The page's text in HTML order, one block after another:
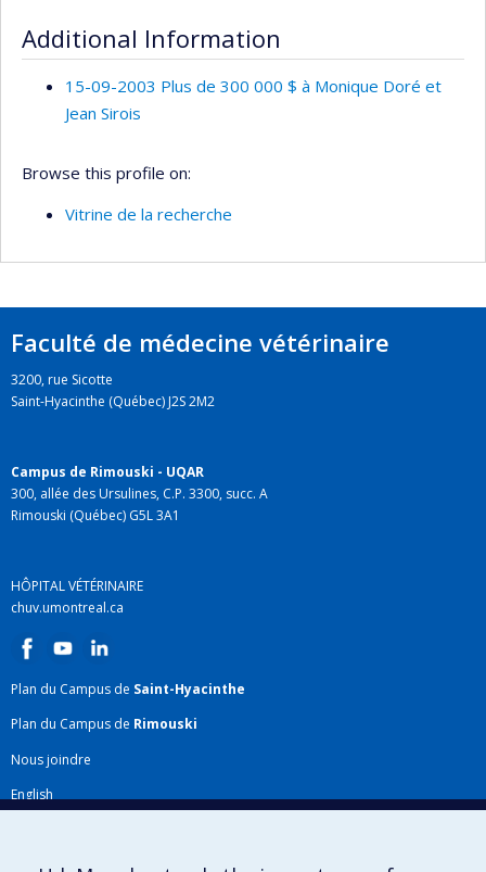
Additional Information
15-09-2003 Plus de 300 000 $ à Monique Doré et
Jean Sirois
Browse this profile on:
Vitrine de la recherche
Faculté de médecine vétérinaire
3200, rue Sicotte
Saint-Hyacinthe (Québec) J2S 2M2
Campus de Rimouski - UQAR
300, allée des Ursulines, C.P. 3300, succ. A
Rimouski (Québec) G5L 3A1
HÔPITAL VÉTÉRINAIRE
chuv.umontreal.ca
Plan du Campus de Saint-Hyacinthe
Plan du Campus de Rimouski
Nous joindre
English
Plan du site